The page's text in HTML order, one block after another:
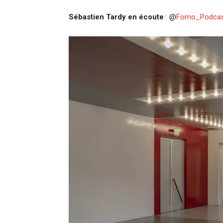
Sébastien Tardy en écoute : @